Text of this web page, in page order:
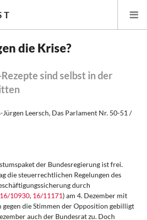
Moderne
Stiftung
die Krise?
sind selbst in der
Leersch, Das Parlament Nr. 50-51 /
der Bundesregierung ist frei.
die steuerrechtlichen Regelungen des
durch
16/10930, 16/11171) am 4. Dezember mit
die Stimmen der Opposition gebilligt
auch der Bundesrat zu. Doch